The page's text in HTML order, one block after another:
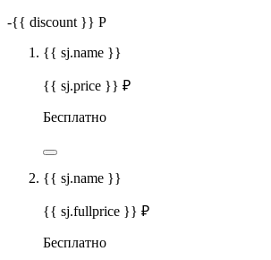
-{{ discount }} Р
{{ sj.name }}
{{ sj.price }} ₽
Бесплатно
{{ sj.name }}
{{ sj.fullprice }} ₽
Бесплатно